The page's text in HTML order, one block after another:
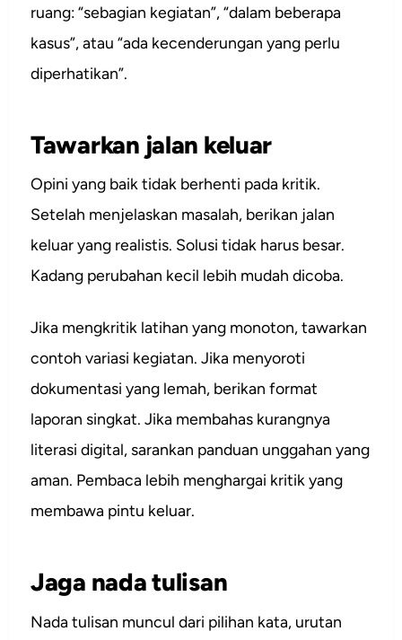
ruang: “sebagian kegiatan”, “dalam beberapa
kasus”, atau “ada kecenderungan yang perlu
diperhatikan”.
Tawarkan jalan keluar
Opini yang baik tidak berhenti pada kritik.
Setelah menjelaskan masalah, berikan jalan
keluar yang realistis. Solusi tidak harus besar.
Kadang perubahan kecil lebih mudah dicoba.
Jika mengkritik latihan yang monoton, tawarkan
contoh variasi kegiatan. Jika menyoroti
dokumentasi yang lemah, berikan format
laporan singkat. Jika membahas kurangnya
literasi digital, sarankan panduan unggahan yang
aman. Pembaca lebih menghargai kritik yang
membawa pintu keluar.
Jaga nada tulisan
Nada tulisan muncul dari pilihan kata, urutan